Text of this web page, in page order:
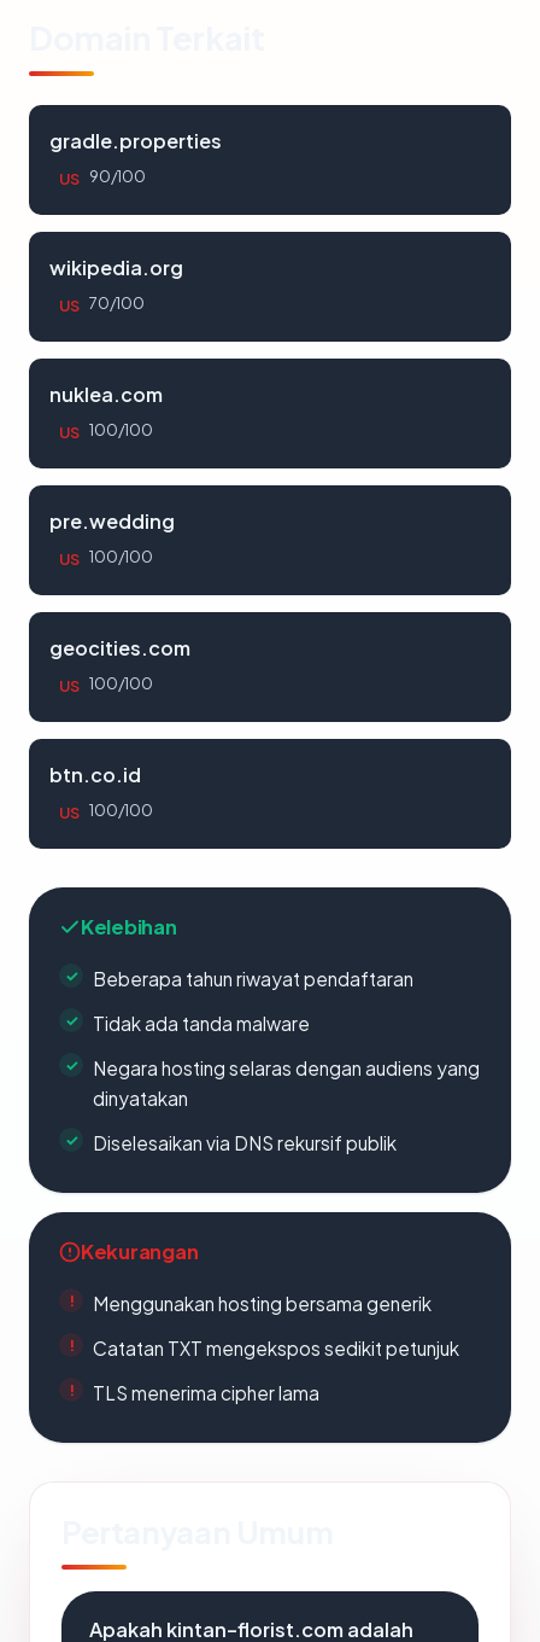
gradle.properties
US 90/100
wikipedia.org
US 70/100
nuklea.com
US 100/100
pre.wedding
US 100/100
geocities.com
US 100/100
btn.co.id
US 100/100
Kelebihan
Beberapa tahun riwayat pendaftaran
Tidak ada tanda malware
Negara hosting selaras dengan audiens yang
dinyatakan
Diselesaikan via DNS rekursif publik
Kekurangan
Menggunakan hosting bersama generik
Catatan TXT mengekspos sedikit petunjuk
TLS menerima cipher lama
Apakah kintan-florist.com adalah